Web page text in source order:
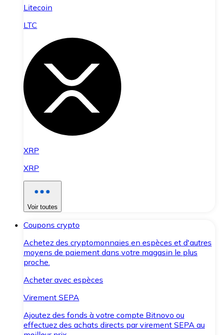
Litecoin
LTC
XRP
XRP
Voir toutes
Coupons crypto
Achetez des cryptomonnaies en espèces et d'autres
moyens de paiement dans votre magasin le plus
proche.
Acheter avec espèces
Virement SEPA
Ajoutez des fonds à votre compte Bitnovo ou
effectuez des achats directs par virement SEPA au